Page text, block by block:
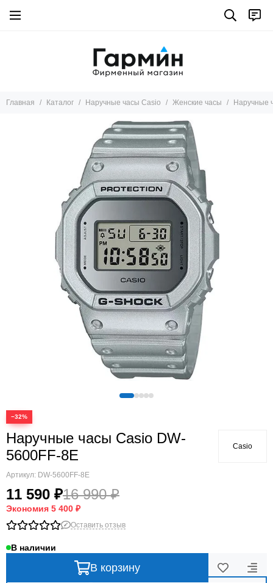
Главная Каталог Наручные часы Casio Женские часы Наручные
−32%
Наручные часы Casio DW-
5600FF-8E
Артикул: DW-5600FF-8E
11 590 ₽16 990 ₽
Экономия 5 400 ₽
Casio
Оставить отзыв
В наличии
В корзину